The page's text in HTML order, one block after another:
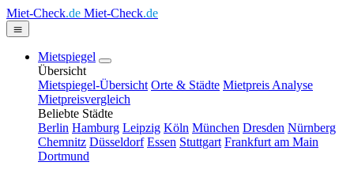
Miet-Check.de Miet-Check.de
Mietspiegel
Übersicht
Mietspiegel-Übersicht Orte & Städte Mietpreis Analyse
Mietpreisvergleich
Beliebte Städte
Berlin Hamburg Leipzig Köln München Dresden Nürnberg
Chemnitz Düsseldorf Essen Stuttgart Frankfurt am Main
Dortmund